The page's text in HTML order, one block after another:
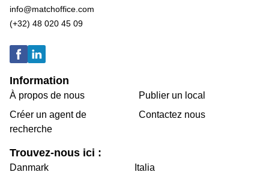
info@matchoffice.com
(+32) 48 020 45 09
Information
À propos de nous
Créer un agent de
recherche
Publier un local
Contactez nous
Trouvez-nous ici :
Danmark
Italia